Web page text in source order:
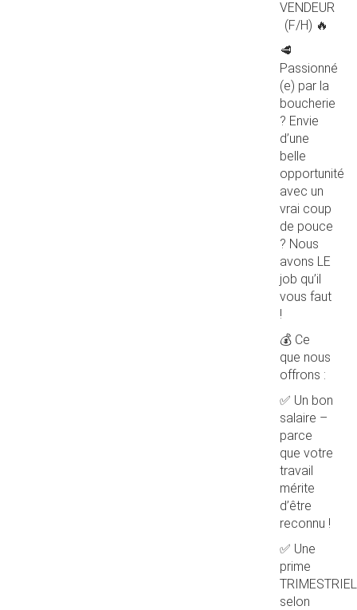
VENDEUR
(F/H) 🔥
🥩
Passionné
(e) par la
boucherie
? Envie
d’une
belle
opportunité
avec un
vrai coup
de pouce
? Nous
avons LE
job qu’il
vous faut
!
💰 Ce
que nous
offrons :
✅ Un bon
salaire –
parce
que votre
travail
mérite
d’être
reconnu !
✅ Une
prime
selon